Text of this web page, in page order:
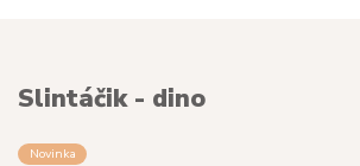
Slintáčik - dino
Novinka